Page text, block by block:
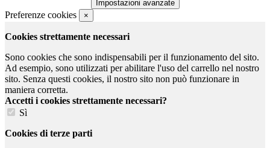
Preferenze cookies ×
Cookies strettamente necessari
Sono cookies che sono indispensabili per il funzionamento del sito.
Ad esempio, sono utilizzati per abilitare l'uso del carrello nel nostro
sito. Senza questi cookies, il nostro sito non può funzionare in
maniera corretta.
Accetti i cookies strettamente necessari?
Sì
Cookies di terze parti